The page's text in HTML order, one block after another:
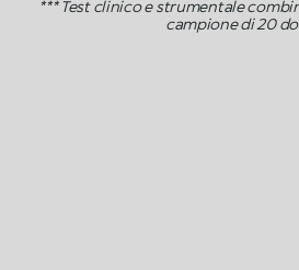
*** Test clinico e strumentale
campione di 20